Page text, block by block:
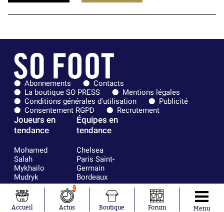
Abonnements
Contacts
La boutique SO PRESS
Mentions légales
Conditions générales d'utilisation
Publicité
Consentement RGPD
Recrutement
Joueurs en
tendance
Mohamed
Salah
Mykhailo
Mudryk
Neymar
Khalis Merah
Loïs Openda
Équipes en
tendance
Chelsea
Paris Saint-
Germain
Bordeaux
Olympique
Accueil
2
Actus Boutique Forum Menu